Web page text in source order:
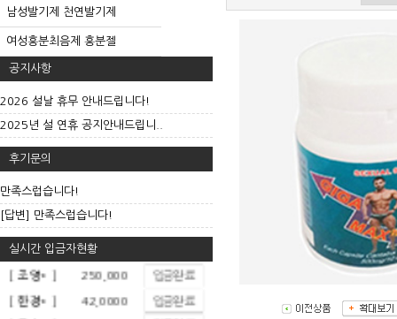
남성발기제 천연발기제
여성흥분최음제 흥분젤
공지사항
2026 설날 휴무 안내드립니다!
2025년 설 연휴 공지안내드립니..
후기문의
만족스럽습니다!
[답변] 만족스럽습니다!
실시간 입금자현황